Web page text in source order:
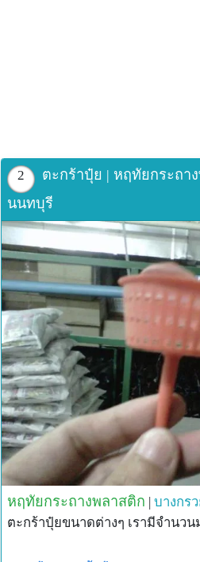
2
ตะกร้าปุ๋ย | หฤทัยกระถา
นนทบุรี
หฤทัยกระถางพลาสติก บางกร
ตะกร้าปุ๋ยขนาดต่างๆ เรามีจำนว